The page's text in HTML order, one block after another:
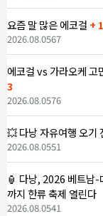
요즘 말 많은 에코걸 + 1
2026.08.0567
에코걸 vs 가라오케 고
3
2026.08.0576
💥 다낭 자유여행 오기
2026.08.0551
🏮 다낭, 2026 베트남
까지 한류 축제 열린다
2026.08.0541